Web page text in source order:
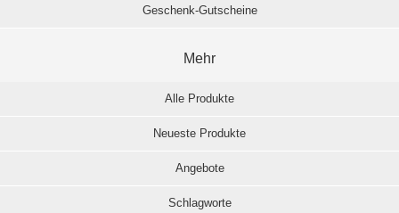
Geschenk-Gutscheine
Mehr
Alle Produkte
Neueste Produkte
Angebote
Schlagworte